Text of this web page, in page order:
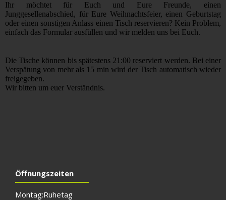
Ihr möchtet für Euch und Eure Freunde, einen
Junggesellenabschied, für Eure Weihnachtsfeier, einen Geburtstag
oder einen sonstigen Anlass einen Tisch reservieren? Kein Problem,
einfach das Formular ausfüllen und wir melden uns bei Euch.
Die Tische können bis spätestens 21:00 reserviert werden. Bei einer
Verspätung von mehr als 15 min wird der Tisch automatisch wieder
freigegeben.
Wir bitten um euer Verständnis.
Öffnungszeiten
Montag: Ruhetag